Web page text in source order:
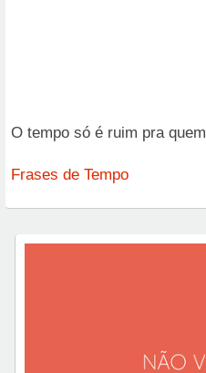
O tempo só é ruim pra
Frases de Tempo